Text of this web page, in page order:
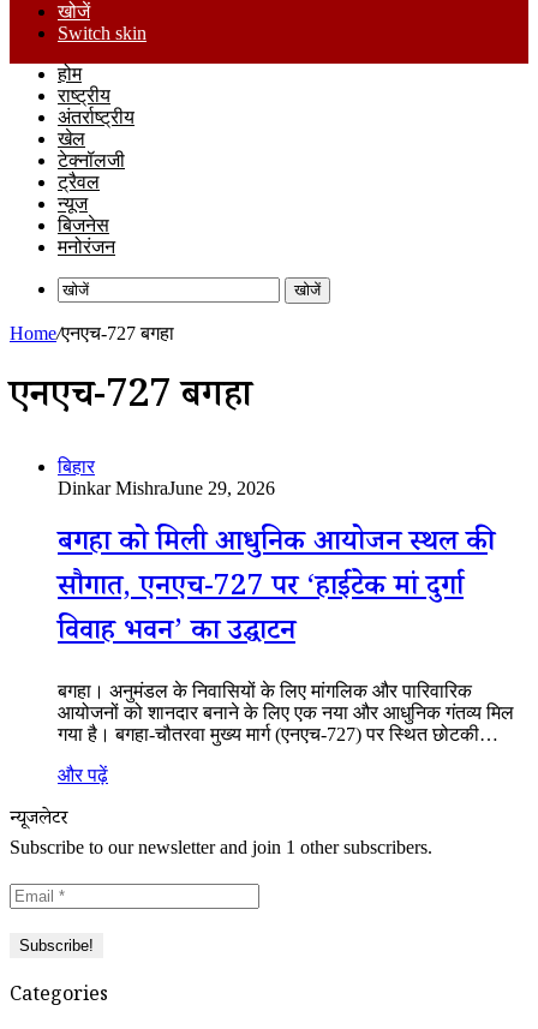
खोजें
Switch skin
होम
राष्ट्रीय
अंतर्राष्ट्रीय
खेल
टेक्नॉलजी
ट्रैवल
न्यूज
बिजनेस
मनोरंजन
खोजें
Home/एनएच-727 बगहा
एनएच-727 बगहा
बिहार
Dinkar MishraJune 29, 2026
बगहा को मिली आधुनिक आयोजन स्थल की
सौगात, एनएच-727 पर ‘हाईटेक मां दुर्गा
विवाह भवन’ का उद्घाटन
बगहा। अनुमंडल के निवासियों के लिए मांगलिक और पारिवारिक
आयोजनों को शानदार बनाने के लिए एक नया और आधुनिक गंतव्य मिल
गया है। बगहा-चौतरवा मुख्य मार्ग (एनएच-727) पर स्थित छोटकी…
और पढ़ें
न्यूजलेटर
Subscribe to our newsletter and join 1 other subscribers.
Categories